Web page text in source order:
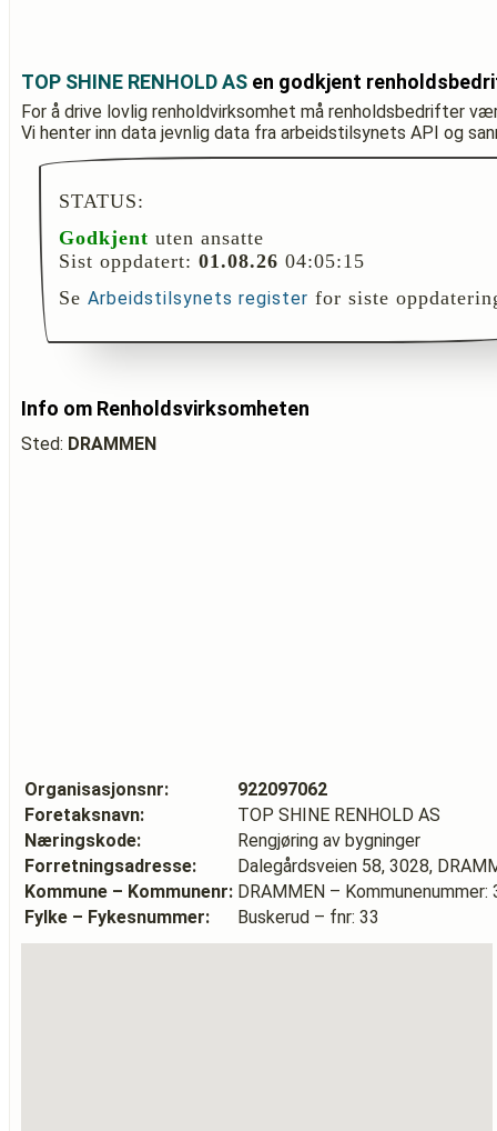
TOP SHINE RENHOLD AS en godkjent
For å drive lovlig renholdvirksomhet må renholdsbedrifter
Vi henter inn data jevnlig data fra arbeidstilsynets API og
STATUS:
Godkjent uten ansatte
Sist oppdatert: 01.08.26 04:05:15
Se Arbeidstilsynets register for siste
Info om Renholdsvirksomheten
Sted: DRAMMEN
Organisasjonsnr:
922097062
Foretaksnavn:
TOP SHINE RENHOLD AS
Næringskode:
Rengjøring av bygninger
Forretningsadresse:
Dalegårdsveien 58, 3028,
Kommune – Kommunenr: DRAMMEN – Kommunenummer:
Fylke – Fykesnummer:
Buskerud – fnr: 33